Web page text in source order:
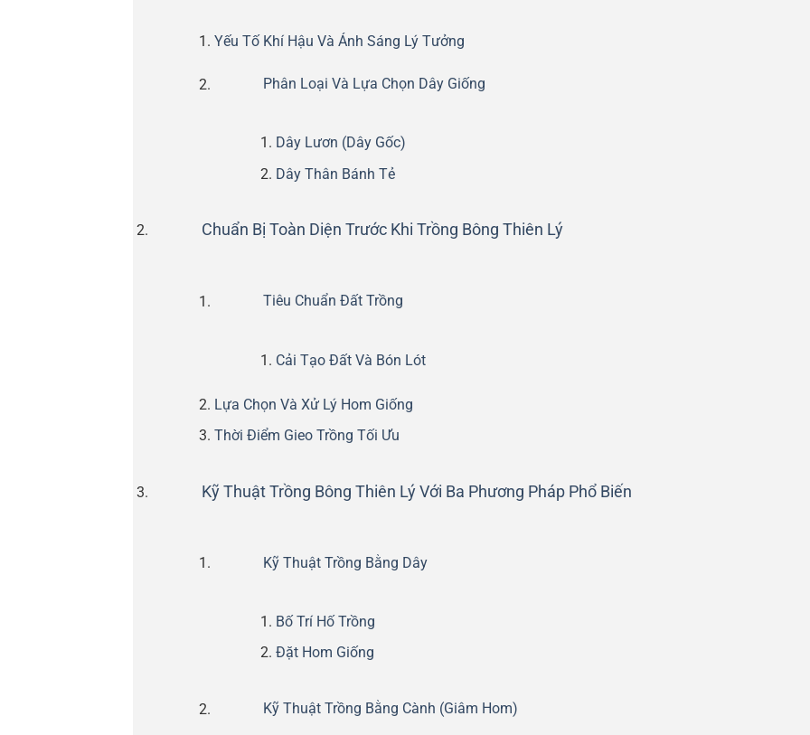
Yếu Tố Khí Hậu Và Ánh Sáng Lý Tưởng
Phân Loại Và Lựa Chọn Dây Giống
Dây Lươn (Dây Gốc)
Dây Thân Bánh Tẻ
Chuẩn Bị Toàn Diện Trước Khi Trồng Bông Thiên Lý
Tiêu Chuẩn Đất Trồng
Cải Tạo Đất Và Bón Lót
Lựa Chọn Và Xử Lý Hom Giống
Thời Điểm Gieo Trồng Tối Ưu
Kỹ Thuật Trồng Bông Thiên Lý Với Ba Phương Pháp Phổ Biến
Kỹ Thuật Trồng Bằng Dây
Bố Trí Hố Trồng
Đặt Hom Giống
Kỹ Thuật Trồng Bằng Cành (Giâm Hom)